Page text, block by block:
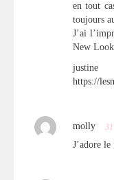
en tout
toujours
J’ai
New
justine
https://
molly
J’adore